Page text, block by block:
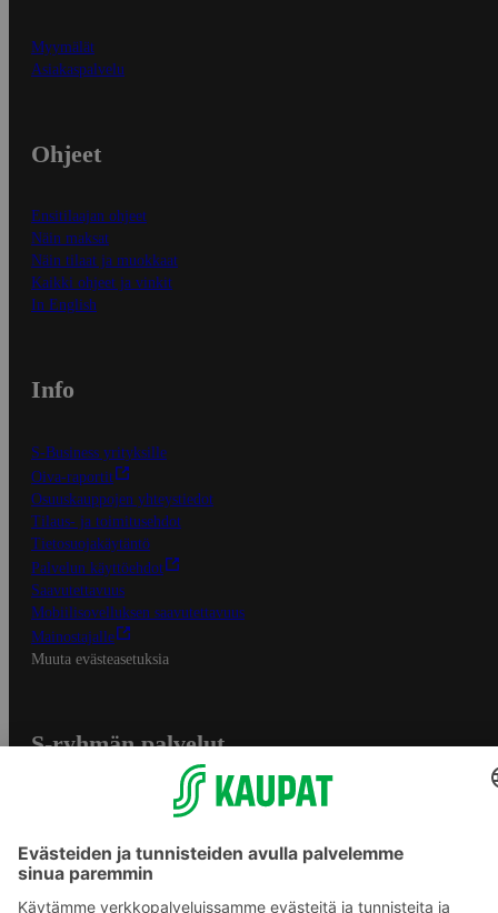
Myymälät
Asiakaspalvelu
Ohjeet
Ensitilaajan ohjeet
Näin maksat
Näin tilaat ja muokkaat
Kaikki ohjeet ja vinkit
In English
Info
S-Business yrityksille
Oiva-raportit
Osuuskauppojen yhteystiedot
Tilaus- ja toimitusehdot
Tietosuojakäytäntö
Palvelun käyttöehdot
Saavutettavuus
Mobiilisovelluksen saavutettavuus
Mainostajalle
Muuta evästeasetuksia
S-ryhmän palvelut
Yhteishyvä Ruoka -sovellus
S-ostoslista -sovellus
Prisma.fi